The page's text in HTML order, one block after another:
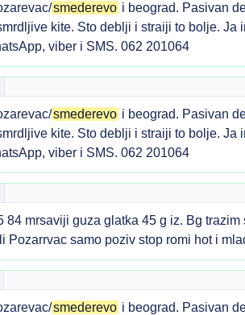
smederevo i beograd. Pasivan
kite. Sto deblji i straiji to bolje.
viber i SMS. 062 201064
smederevo i beograd. Pasivan
kite. Sto deblji i straiji to bolje.
viber i SMS. 062 201064
84 mrsaviji guza glatka 45 g iz. Bg
Pozarrvac samo poziv stop romi hot i
smederevo i beograd. Pasivan